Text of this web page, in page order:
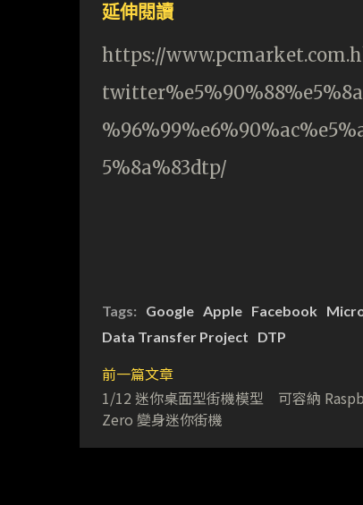
延伸閱讀
https://
5%8a%83dtp/
Tags: Google Apple Facebook
Data Transfer Project
DTP
前一篇文章
1/12 迷你桌面型街機模型 可容納
Zero 變身迷你街機